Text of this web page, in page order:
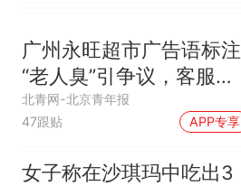
广州永旺超市广告语标注
“老人臭”引争议，客服回
应
北青网-北京青年报
47跟贴
APP专享
女子称在沙琪玛中吃出3